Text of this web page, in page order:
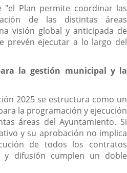
"el Plan permite coordinar las
de las distintas áreas
visión global y anticipada de
prevén ejecutar a lo largo del
la gestión municipal y la
2025 se estructura como un
la programación y ejecución
áreas del Ayuntamiento. Si
y su aprobación no implica
de todos los contratos
y difusión cumplen un doble